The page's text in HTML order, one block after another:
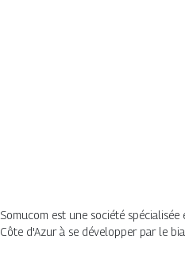
Somucom est une société
Côte d'Azur à se développer par le